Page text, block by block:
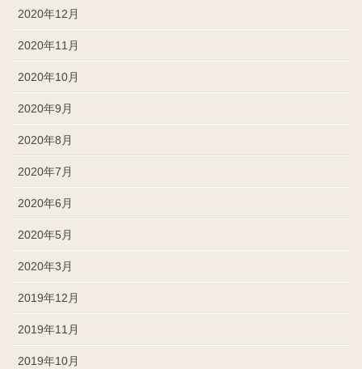
2020年12月
2020年11月
2020年10月
2020年9月
2020年8月
2020年7月
2020年6月
2020年5月
2020年3月
2019年12月
2019年11月
2019年10月